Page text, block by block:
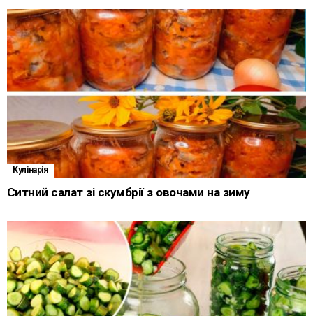
Кулінарія
Ситний салат зі скумбрії з овочами на зиму